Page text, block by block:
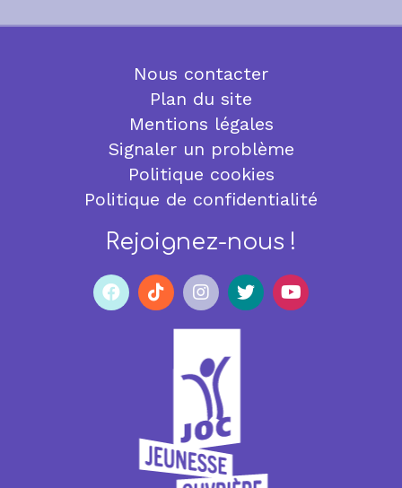
Nous contacter
Plan du site
Mentions légales
Signaler un problème
Politique cookies
Politique de confidentialité
Rejoignez-nous !